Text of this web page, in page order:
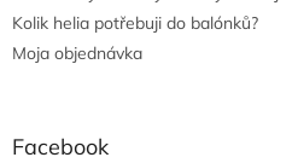
Kolik helia potřebuji do balónků?
Moja objednávka
Facebook